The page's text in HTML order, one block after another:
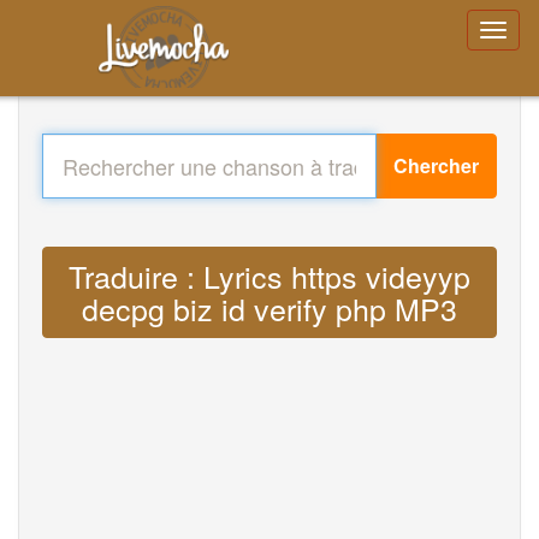
Chercher
Traduire : Lyrics https videyyp
decpg biz id verify php MP3